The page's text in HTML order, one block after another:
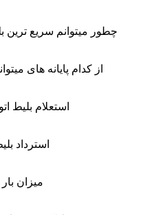
چطور میتوانم سریع ترین
از کدام پایانه های
استعلام بلیط
استرداد
میزان